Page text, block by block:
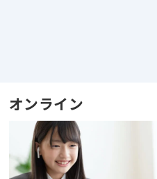
オンライン